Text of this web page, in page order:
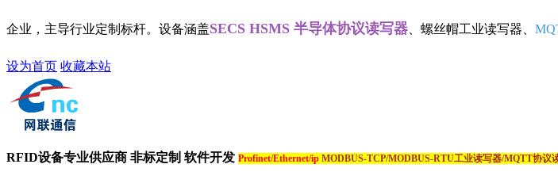
主导行业定制标杆。设备涵盖SECS HSMS 半导体协议读写器、螺丝帽工业读写器、MQTT协
设为首页 收藏本站
RFID设备专业供应商 非标定制 软件开发 Profinet/Ethernet/ip MODBUS-TCP/MODBUS-RTU工业读写器/MQTT协议